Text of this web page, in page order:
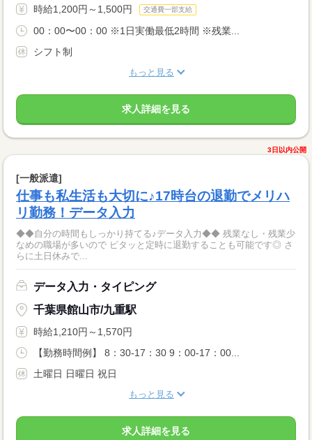
時給1,200円～1,500円 交通費一部支給
00：00〜00：00 ※1日実働最低2時間 ※残業...
シフト制
もっと見る
求人詳細を見る
3日以内公開
[一般派遣]
仕事も私生活も大切に♪17時台の退勤でメリハ
リ勤務！データ入力
◆◆自分の時間もしっかり持てる♪データ入力◆◆ 残業なし・残業少
なめの職場が多いので ピタッと定時に退勤することも可能です◎ さ
らに土日休みで...
データ入力・タイピング
千葉県館山市/九重駅
時給1,210円～1,570円
【勤務時間例】 8：30-17：30 9：00-17：00...
土曜日 日曜日 祝日
もっと見る
求人詳細を見る